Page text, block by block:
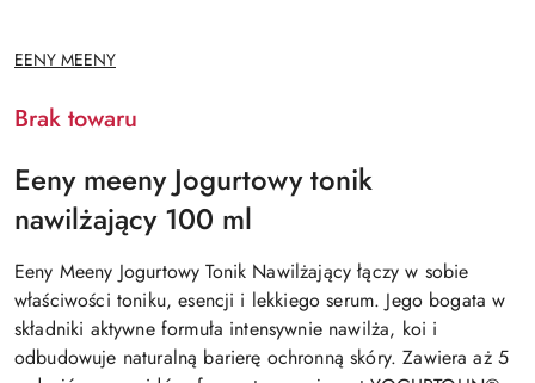
NAZWA
PRODUCENTA:
EENY MEENY
Brak towaru
Eeny meeny Jogurtowy tonik
nawilżający 100 ml
Eeny Meeny Jogurtowy Tonik Nawilżający łączy w sobie
właściwości toniku, esencji i lekkiego serum. Jego bogata w
składniki aktywne formuła intensywnie nawilża, koi i
odbudowuje naturalną barierę ochronną skóry. Zawiera aż 5